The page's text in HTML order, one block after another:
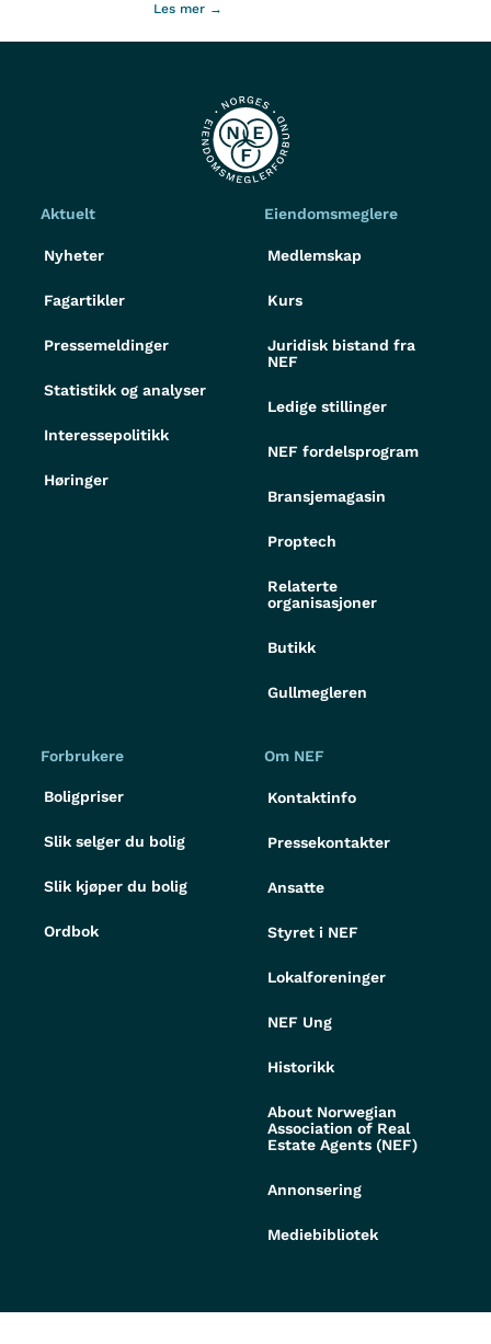
Les mer →
Aktuelt
Nyheter
Fagartikler
Pressemeldinger
Statistikk og analyser
Interessepolitikk
Høringer
Eiendomsmeglere
Medlemskap
Kurs
Juridisk bistand fra
NEF
Ledige stillinger
NEF fordelsprogram
Bransjemagasin
Proptech
Relaterte
organisasjoner
Butikk
Gullmegleren
Forbrukere
Boligpriser
Slik selger du bolig
Slik kjøper du bolig
Ordbok
Om NEF
Kontaktinfo
Pressekontakter
Ansatte
Styret i NEF
Lokalforeninger
NEF Ung
Historikk
About Norwegian
Association of Real
Estate Agents (NEF)
Annonsering
Mediebibliotek